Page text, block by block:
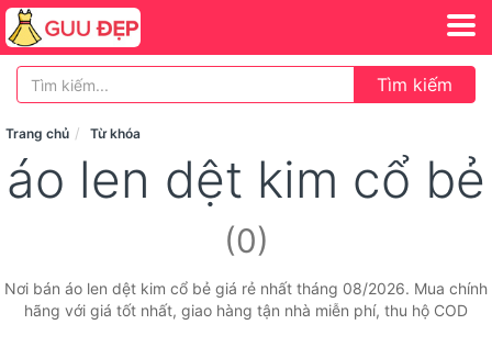
Tìm kiếm
Trang chủ Từ khóa
áo len dệt kim cổ bẻ
(0)
Nơi bán áo len dệt kim cổ bẻ giá rẻ nhất tháng 08/2026. Mua chính
hãng với giá tốt nhất, giao hàng tận nhà miễn phí, thu hộ COD